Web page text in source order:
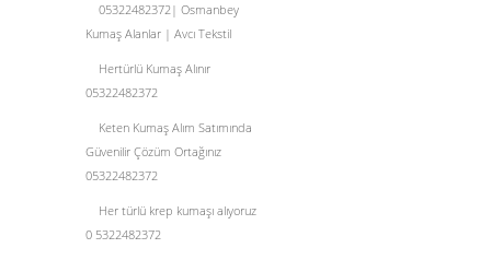
05322482372| Osmanbey
Kumaş Alanlar | Avcı Tekstil
Hertürlü Kumaş Alınır
05322482372
Keten Kumaş Alım Satımında
Güvenilir Çözüm Ortağınız
05322482372
Her türlü krep kumaşı alıyoruz
0 5322482372